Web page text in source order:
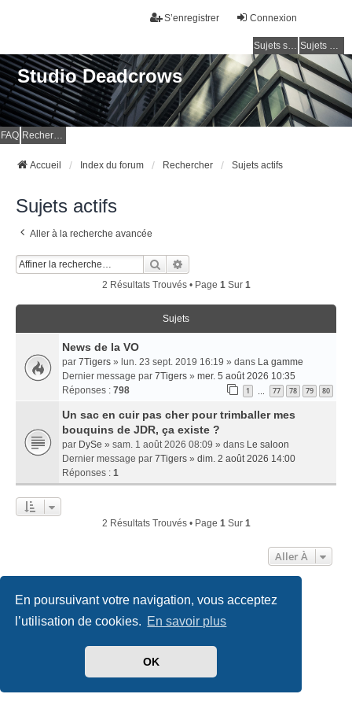
En poursuivant votre navigation, vous acceptez
l’utilisation de cookies. En savoir plus
OK
Connexion
S’enregistrer
Sujets sans réponse Sujets actifs
Studio Deadcrows
FAQ Rechercher
Accueil Index du forum Rechercher Sujets actifs
Sujets actifs
Aller à la recherche avancée
Rechercher
2 Résultats Trouvés • Page 1Sur 1
Sujets
News de la VO
par 7Tigers » lun. 23 sept. 2019 16:19 » dans La gamme
Dernier message par 7Tigers » mer. 5 août 2026 10:35
Réponses : 798 1 77 78 79 80
Un sac en cuir pas cher pour trimballer mes
bouquins de JDR, ça existe ?
par DySe » sam. 1 août 2026 08:09 » dans Le saloon
Dernier message par 7Tigers » dim. 2 août 2026 14:00
Réponses : 1
2 Résultats Trouvés • Page 1Sur 1
Aller À
Accueil Index du forum Nous contacter
phpBB-fr.com
created by INVENTEA & v12mike
Conditions